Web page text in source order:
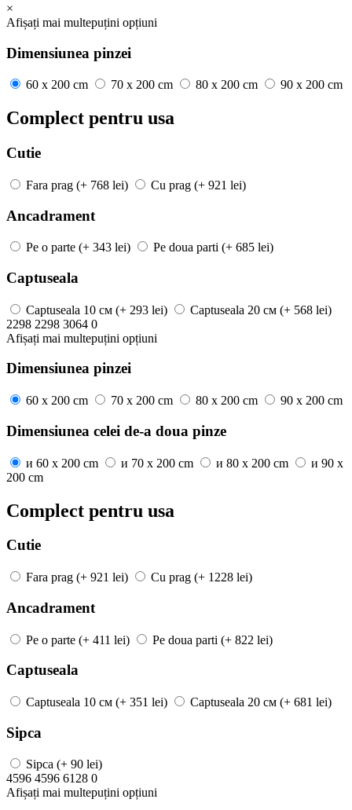
×
Afișați mai multepuțini opțiuni
Dimensiunea pinzei
60 x 200 cm 70 x 200 cm 80 x 200 cm 90 x 200 cm
Complect pentru usa
Cutie
Fara prag (+ 768 lei) Cu prag (+ 921 lei)
Ancadrament
Pe o parte (+ 343 lei) Pe doua parti (+ 685 lei)
Captuseala
Captuseala 10 см (+ 293 lei) Captuseala 20 см (+ 568 lei)
2298 2298 3064 0
Afișați mai multepuțini opțiuni
Dimensiunea pinzei
60 x 200 cm 70 x 200 cm 80 x 200 cm 90 x 200 cm
Dimensiunea celei de-a doua pinze
и 60 x 200 cm и 70 x 200 cm и 80 x 200 cm и 90 x
200 cm
Complect pentru usa
Cutie
Fara prag (+ 921 lei) Cu prag (+ 1228 lei)
Ancadrament
Pe o parte (+ 411 lei) Pe doua parti (+ 822 lei)
Captuseala
Captuseala 10 см (+ 351 lei) Captuseala 20 см (+ 681 lei)
Sipca
Sipca (+ 90 lei)
4596 4596 6128 0
Afișați mai multepuțini opțiuni